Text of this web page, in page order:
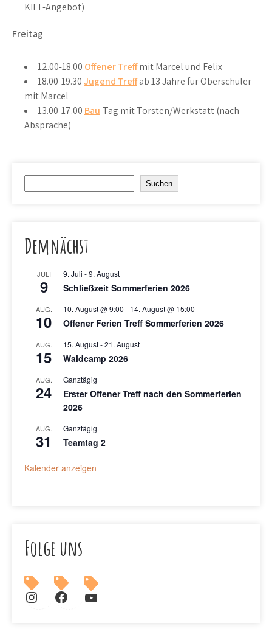
KIEL-Angebot)
Freitag
12.00-18.00 Offener Treffmit Marcel und Felix
18.00-19.30Jugend Treffab 13 Jahre für Oberschüler
mit Marcel
13.00-17.00 Bau-Tag mit Torsten/Werkstatt (nach
Absprache)
Suchen
Demnächst
JULI
9
9. Juli -9. August
Schließzeit Sommerferien 2026
AUG.
10
10. August @ 9:00 - 14. August @ 15:00
Offener Ferien Treff Sommerferien 2026
AUG.
15
15. August-21. August
Waldcamp 2026
AUG.
24
Ganztägig
Erster Offener Treff nach den Sommerferien
2026
AUG.
31
Ganztägig
Teamtag 2
Kalender anzeigen
Folge uns
Südclub auf InstagramSüdclub auf FacebookSüdclub auf YouTube